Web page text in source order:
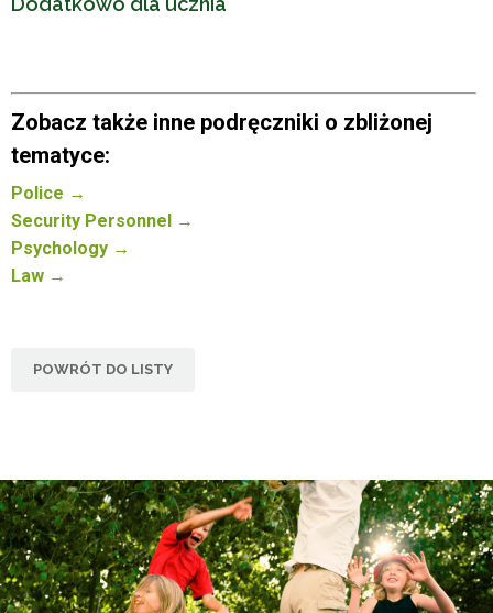
Zobacz także inne podręczniki o zbliżonej
tematyce:
Police →
Security Personnel →
Psychology →
Law →
POWRÓT DO LISTY